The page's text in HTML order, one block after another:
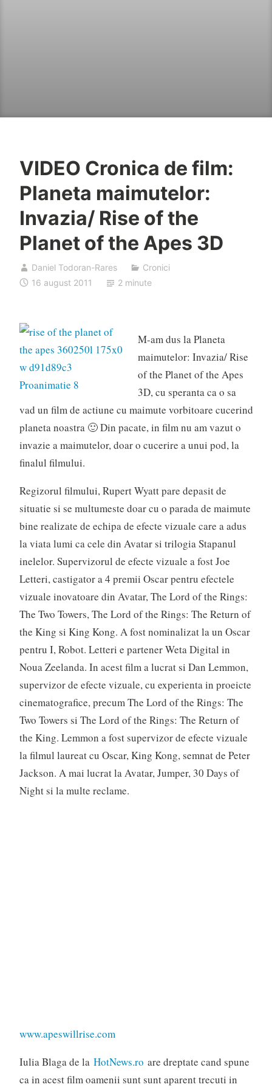
VIDEO Cronica de film:
Planeta maimutelor:
Invazia/ Rise of the
Planet of the Apes 3D
Daniel Todoran-Rares
Cronici
16 august 2011
2 minute
M-am dus la Planeta
maimutelor: Invazia/ Rise
of the Planet of the Apes
3D, cu speranta ca o sa
vad un film de actiune cu maimute vorbitoare cucerind
planeta noastra 🙂 Din pacate, in film nu am vazut o
invazie a maimutelor, doar o cucerire a unui pod, la
finalul filmului.
Regizorul filmului, Rupert Wyatt pare depasit de
situatie si se multumeste doar cu o parada de maimute
bine realizate de echipa de efecte vizuale care a adus
la viata lumi ca cele din Avatar si trilogia Stapanul
inelelor. Supervizorul de efecte vizuale a fost Joe
Letteri, castigator a 4 premii Oscar pentru efectele
vizuale inovatoare din Avatar, The Lord of the Rings:
The Two Towers, The Lord of the Rings: The Return of
the King si King Kong. A fost nominalizat la un Oscar
pentru I, Robot. Letteri e partener Weta Digital in
Noua Zeelanda. In acest film a lucrat si Dan Lemmon,
supervizor de efecte vizuale, cu experienta in proeicte
cinematografice, precum The Lord of the Rings: The
Two Towers si The Lord of the Rings: The Return of
the King. Lemmon a fost supervizor de efecte vizuale
la filmul laureat cu Oscar, King Kong, semnat de Peter
Jackson. A mai lucrat la Avatar, Jumper, 30 Days of
Night si la multe reclame.
www.apeswillrise.com
Iulia Blaga de la HotNews.ro are dreptate cand spune
ca in acest film oamenii sunt sunt aparent trecuti in